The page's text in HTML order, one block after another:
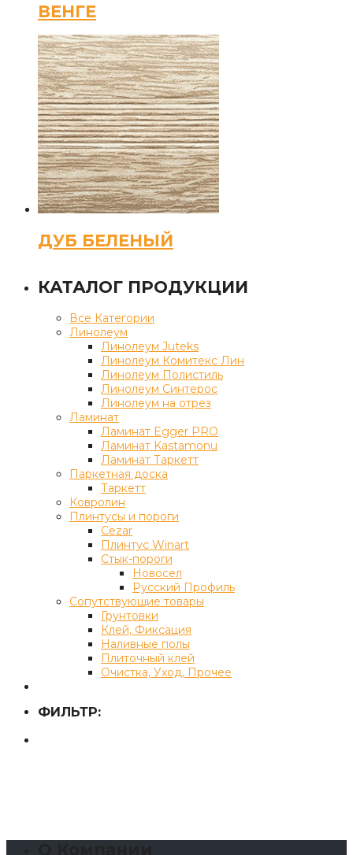
ВЕНГЕ
ДУБ БЕЛЕНЫЙ
КАТАЛОГ ПРОДУКЦИИ
Все Категории
Линолеум
Линолеум Juteks
Линолеум Комитекс Лин
Линолеум Полистиль
Линолеум Синтерос
Линолеум на отрез
Ламинат
Ламинат Egger PRO
Ламинат Kastamonu
Ламинат Таркетт
Паркетная доска
Таркетт
Ковролин
Плинтусы и пороги
Cezar
Плинтус Winart
Стык-пороги
Новосел
Русский Профиль
Сопутствующие товары
Грунтовки
Клей, Фиксация
Наливные полы
Плиточный клей
Очистка, Уход, Прочее
ФИЛЬТР: